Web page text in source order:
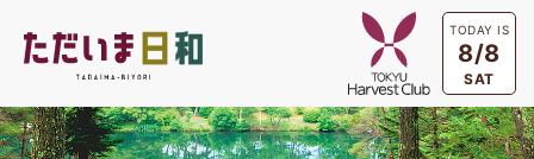
TODAY IS
8/8
SAT